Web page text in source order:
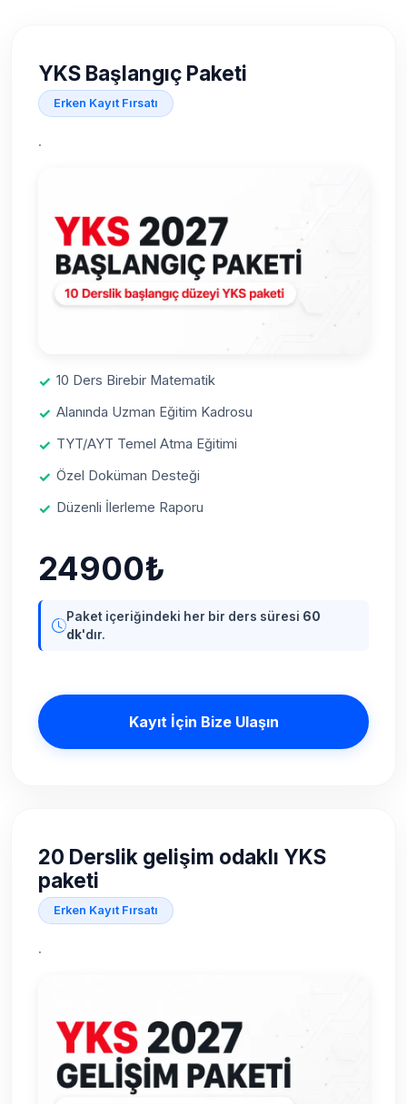
YKS Başlangıç Paketi
Erken Kayıt Fırsatı
.
10 Ders Birebir Matematik
Alanında Uzman Eğitim Kadrosu
TYT/AYT Temel Atma Eğitimi
Özel Doküman Desteği
Düzenli İlerleme Raporu
24900₺
Paket içeriğindeki her bir ders süresi 60
dk'dır.
Kayıt İçin Bize Ulaşın
20 Derslik gelişim odaklı YKS
paketi
Erken Kayıt Fırsatı
.